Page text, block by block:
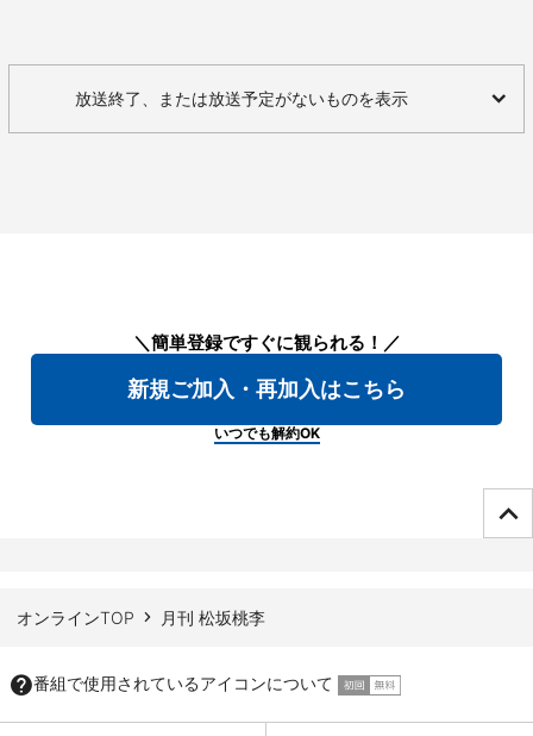
放送終了、または放送予定がないものを表示
＼簡単登録ですぐに観られる！／
新規ご加入・再加入はこちら
いつでも解約OK
オンラインTOP 月刊 松坂桃李
番組で使用されているアイコンについて